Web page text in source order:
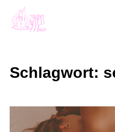
Schlagwort: